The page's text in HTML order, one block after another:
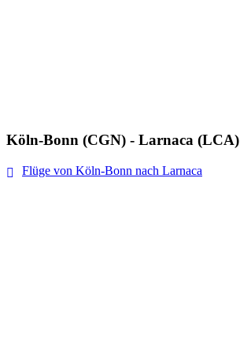
Köln-Bonn (CGN) - Larnaca (LCA)
Flüge von Köln-Bonn nach Larnaca